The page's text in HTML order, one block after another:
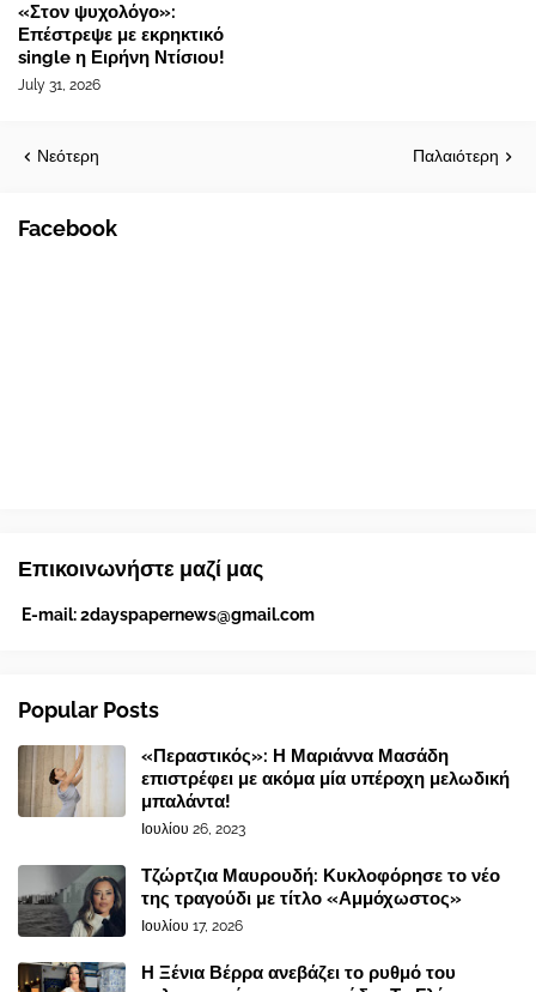
«Στον ψυχολόγο»:
Επέστρεψε με εκρηκτικό
single η Ειρήνη Ντίσιου!
July 31, 2026
Νεότερη Παλαιότερη
Facebook
Επικοινωνήστε μαζί μας
E-mail:2dayspapernews@gmail.com
Popular Posts
«Περαστικός»: Η Μαριάννα Μασάδη
επιστρέφει με ακόμα μία υπέροχη μελωδική
μπαλάντα!
Ιουλίου 26, 2023
Τζώρτζια Μαυρουδή: Κυκλοφόρησε το νέο
της τραγούδι με τίτλο «Αμμόχωστος»
Ιουλίου 17, 2026
Η Ξένια Βέρρα ανεβάζει το ρυθμό του